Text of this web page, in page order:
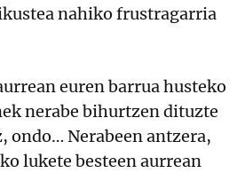
nahiko frustragarria
euren barrua husteko
nerabe bihurtzen dituzte
ondo… Nerabeen antzera,
lukete besteen aurrean